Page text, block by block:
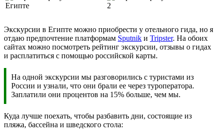
Экскурсии в Египте можно приобрести у отельного гида, но я
отдаю предпочтение платформам Sputnik и Tripster. На обоих
сайтах можно посмотреть рейтинг экскурсии, отзывы о гидах
и расплатиться с помощью российской карты.
На одной экскурсии мы разговорились с туристами из
России и узнали, что они брали ее через туроператора.
Заплатили они процентов на 15% больше, чем мы.
Куда лучше поехать, чтобы разбавить дни, состоящие из
пляжа, бассейна и шведского стола: